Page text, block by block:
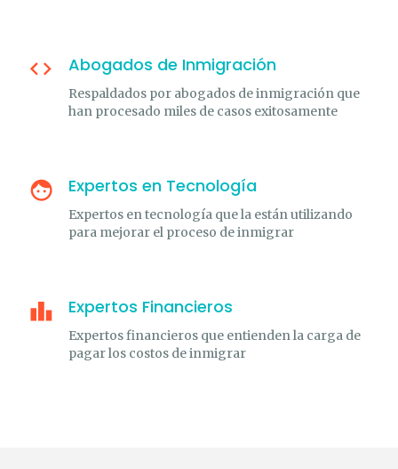
Abogados de Inmigración
Respaldados por abogados de inmigración que
han procesado miles de casos exitosamente
Expertos en Tecnología
Expertos en tecnología que la están utilizando
para mejorar el proceso de inmigrar
Expertos Financieros
Expertos financieros que entienden la carga de
pagar los costos de inmigrar